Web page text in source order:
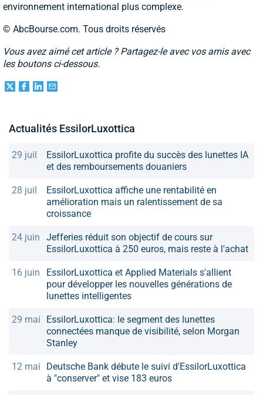
environnement international plus complexe.
© AbcBourse.com. Tous droits réservés
Vous avez aimé cet article ? Partagez-le avec vos amis avec
les boutons ci-dessous.
Actualités EssilorLuxottica
29 juil
EssilorLuxottica profite du succès des lunettes IA
et des remboursements douaniers
28 juil
EssilorLuxottica affiche une rentabilité en
amélioration mais un ralentissement de sa
croissance
24 juin
Jefferies réduit son objectif de cours sur
EssilorLuxottica à 250 euros, mais reste à l'achat
16 juin
EssilorLuxottica et Applied Materials s'allient
pour développer les nouvelles générations de
lunettes intelligentes
29 mai
EssilorLuxottica: le segment des lunettes
connectées manque de visibilité, selon Morgan
Stanley
12 mai
Deutsche Bank débute le suivi d'EssilorLuxottica
à "conserver" et vise 183 euros